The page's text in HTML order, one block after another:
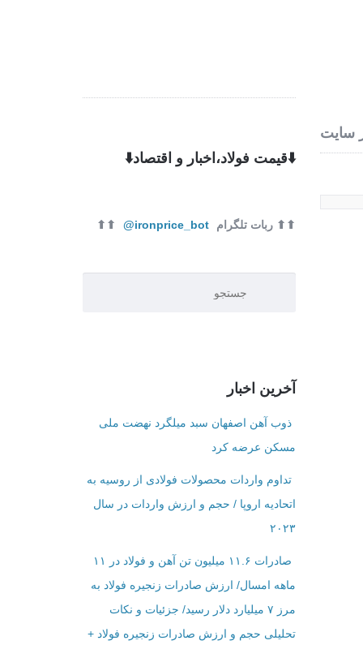
سایت
⬇️قیمت فولاد،اخبار و اقتصاد⬇️
⬆⬆ ربات تلگرام ironprice_bot@
⬆⬆
آخرین اخبار
ذوب آهن اصفهان سبد میلگرد نهضت ملی
مسکن عرضه کرد
تداوم واردات محصولات فولادی از روسیه به
اتحادیه اروپا / حجم و ارزش واردات در سال
۲۰۲۳
صادرات ۱۱.۶ میلیون تن آهن و فولاد در ۱۱
ماهه امسال/ ارزش صادرات زنجیره فولاد به
مرز ۷ میلیارد دلار رسید/ جزئیات و نکات
تحلیلی حجم و ارزش صادرات زنجیره فولاد +